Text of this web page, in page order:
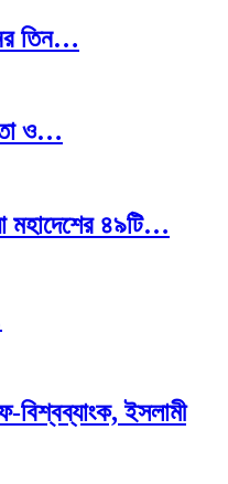
তিন…
ও…
মহাদেশের ৪৯টি…
ইসলামী